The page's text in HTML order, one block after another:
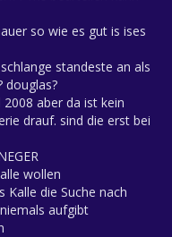
so wie es gut is ises
standeste an als
douglas?
aber da ist kein
drauf. sind die erst bei
wollen
Kalle die Suche nach
aufgibt